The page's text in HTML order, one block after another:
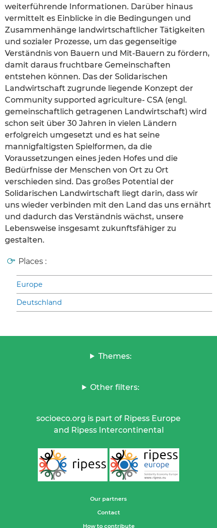
weiterführende Informationen. Darüber hinaus
vermittelt es Einblicke in die Bedingungen und
Zusammenhänge landwirtschaftlicher Tätigkeiten
und sozialer Prozesse, um das gegenseitige
Verständnis von Bauern und Mit-Bauern zu fördern,
damit daraus fruchtbare Gemeinschaften
entstehen können. Das der Solidarischen
Landwirtschaft zugrunde liegende Konzept der
Community supported agriculture- CSA (engl.
gemeinschaftlich getragenen Landwirtschaft) wird
schon seit über 30 Jahren in vielen Ländern
erfolgreich umgesetzt und es hat seine
mannigfaltigsten Spielformen, da die
Voraussetzungen eines jeden Hofes und die
Bedürfnisse der Menschen von Ort zu Ort
verschieden sind. Das großes Potential der
Solidarischen Landwirtschaft liegt darin, dass wir
uns wieder verbinden mit den Land das uns ernährt
und dadurch das Verständnis wächst, unsere
Lebensweise insgesamt zukunftsfähiger zu
gestalten.
Places :
Europe
Deutschland
Themes:
Other filters:
socioeco.org is part of Ripess Europe
and Ripess Intercontinental
Our partners
Contact
How to contribute